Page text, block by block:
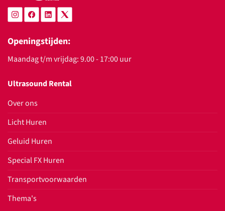
Openingstijden:
Maandag t/m vrijdag: 9.00 - 17:00 uur
Ultrasound Rental
Over ons
Licht Huren
Geluid Huren
Special FX Huren
Transportvoorwaarden
Thema's